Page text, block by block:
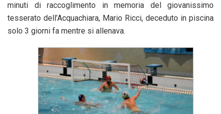
minuti di raccoglimento in memoria del giovanissimo
tesserato dell’Acquachiara, Mario Ricci, deceduto in piscina
solo 3 giorni fa mentre si allenava.